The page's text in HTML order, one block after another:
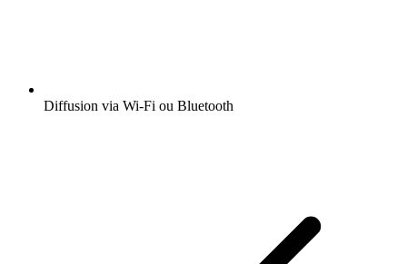
Diffusion via Wi-Fi ou Bluetooth